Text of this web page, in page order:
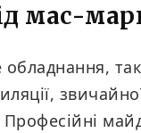
мас-